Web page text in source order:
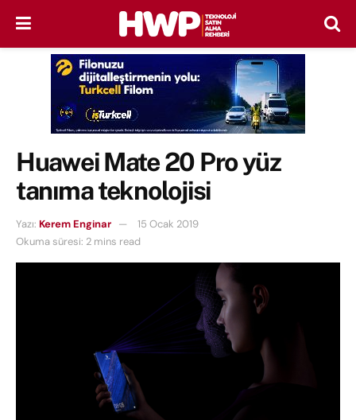
Huawei Mate 20 Pro yüz
tanıma teknolojisi
Yazı: Kerem Enginar
15 Ocak 2019
Okuma süresi: 2 mins read